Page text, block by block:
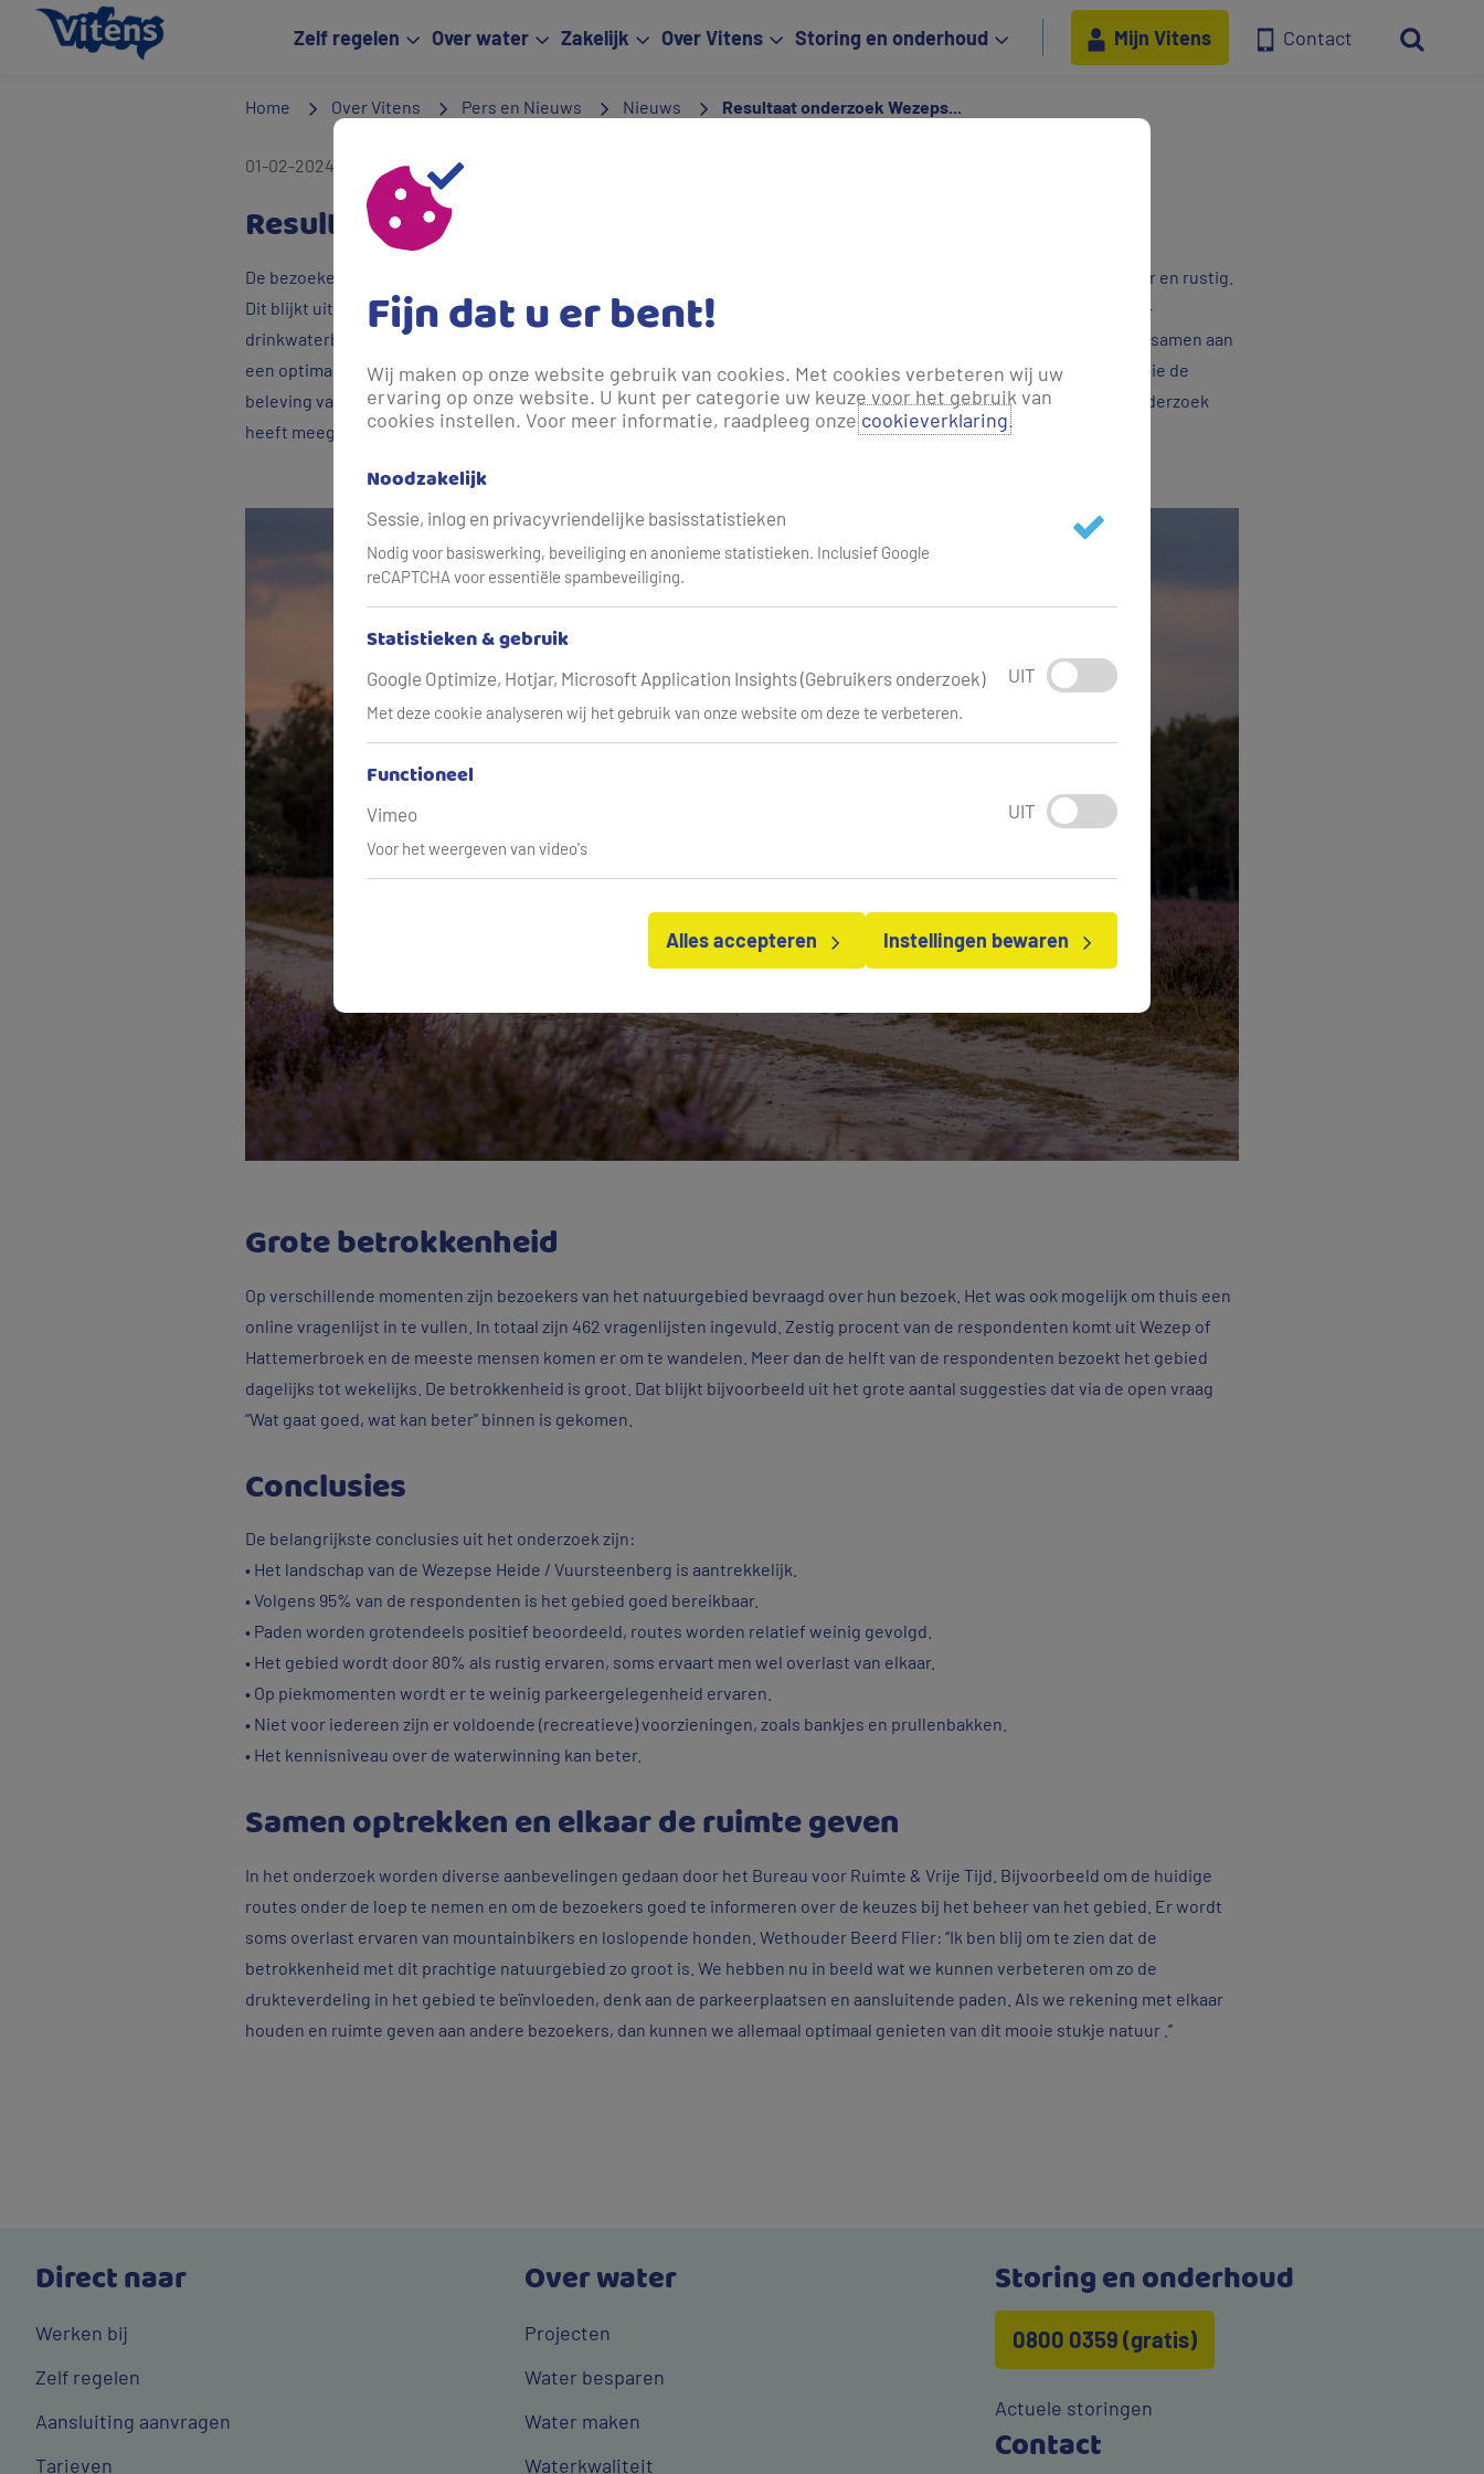
Zelf regelen Over water Zakelijk Over Vitens Storing en onderhoud Mijn Vitens Contact
Home Over Vitens Pers en Nieuws Nieuws Resultaat onderzoek Wezeps...
01-02-2024 14:18 - Meer dan een jaar geleden bijgewerkt.
Resultaat onderzoek Wezepse Heide / Vuursteenberg
De bezoekers van de Wezepse Heide / Vuursteenberg beoordelen het natuurgebied als aantrekkelijk, goed bereikbaar en rustig.
Dit blijkt uit het bezoekersonderzoek dat (afgelopen zomer en herfst) in dit gebied is gehouden. De terreineigenaren –
drinkwaterbedrijf Vitens, Geldersch Landschap & Kasteelen en de gemeente Oldebroek – werken in dit natuurgebied samen aan
een optimale balans tussen recreatie en natuur. De uitkomsten van het onderzoek gebruiken we voor aanpassingen die de
beleving van de bezoekers verder verbeteren én de natuur beschermen. Graag bedanken wij iedereen die aan het onderzoek
heeft meegedaan.
Grote betrokkenheid
Op verschillende momenten zijn bezoekers van het natuurgebied bevraagd over hun bezoek. Het was ook mogelijk om thuis een
online vragenlijst in te vullen. In totaal zijn 462 vragenlijsten ingevuld. Zestig procent van de respondenten komt uit Wezep of
Hattemerbroek en de meeste mensen komen er om te wandelen. Meer dan de helft van de respondenten bezoekt het gebied
dagelijks tot wekelijks. De betrokkenheid is groot. Dat blijkt bijvoorbeeld uit het grote aantal suggesties dat via de open vraag
“Wat gaat goed, wat kan beter” binnen is gekomen.
Conclusies
De belangrijkste conclusies uit het onderzoek zijn:
• Het landschap van de Wezepse Heide / Vuursteenberg is aantrekkelijk.
• Volgens 95% van de respondenten is het gebied goed bereikbaar.
• Paden worden grotendeels positief beoordeeld, routes worden relatief weinig gevolgd.
• Het gebied wordt door 80% als rustig ervaren, soms ervaart men wel overlast van elkaar.
• Op piekmomenten wordt er te weinig parkeergelegenheid ervaren.
• Niet voor iedereen zijn er voldoende (recreatieve) voorzieningen, zoals bankjes en prullenbakken.
• Het kennisniveau over de waterwinning kan beter.
Samen optrekken en elkaar de ruimte geven
In het onderzoek worden diverse aanbevelingen gedaan door het Bureau voor Ruimte & Vrije Tijd. Bijvoorbeeld om de huidige
routes onder de loep te nemen en om de bezoekers goed te informeren over de keuzes bij het beheer van het gebied. Er wordt
soms overlast ervaren van mountainbikers en loslopende honden. Wethouder Beerd Flier: ‘’Ik ben blij om te zien dat de
betrokkenheid met dit prachtige natuurgebied zo groot is. We hebben nu in beeld wat we kunnen verbeteren om zo de
drukteverdeling in het gebied te beïnvloeden, denk aan de parkeerplaatsen en aansluitende paden. Als we rekening met elkaar
houden en ruimte geven aan andere bezoekers, dan kunnen we allemaal optimaal genieten van dit mooie stukje natuur .’’
Fijn dat u er bent!
Wij maken op onze website gebruik van cookies. Met cookies verbeteren wij uw
ervaring op onze website. U kunt per categorie uw keuze voor het gebruik van
cookies instellen. Voor meer informatie, raadpleeg onzecookieverklaring.
Noodzakelijk
Sessie, inlog en privacyvriendelijke basisstatistieken
Nodig voor basiswerking, beveiliging en anonieme statistieken. Inclusief Google
reCAPTCHA voor essentiële spambeveiliging.
Statistieken & gebruik
Google Optimize, Hotjar, Microsoft Application Insights (Gebruikers onderzoek)
Met deze cookie analyseren wij het gebruik van onze website om deze te verbeteren.
UIT
Functioneel
Vimeo
Voor het weergeven van video's
UIT
Alles accepteren Instellingen bewaren
Direct naar
Werken bij
Zelf regelen
Aansluiting aanvragen
Tarieven
Over water
Projecten
Water besparen
Water maken
Waterkwaliteit
Storing en onderhoud
0800 0359 (gratis)
Actuele storingen
Contact